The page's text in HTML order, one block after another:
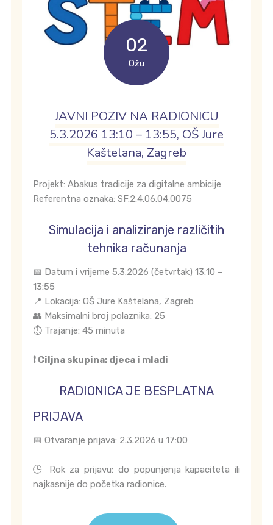
02
Ožu
JAVNI POZIV NA RADIONICU
5.3.2026 13:10 – 13:55, OŠ Jure
Kaštelana, Zagreb
Projekt: Abakus tradicije za digitalne ambicije
Referentna oznaka: SF.2.4.06.04.0075
Simulacija i analiziranje različitih
tehnika računanja
📅 Datum i vrijeme 5.3.2026 (četvrtak) 13:10 –
13:55
📍 Lokacija: OŠ Jure Kaštelana, Zagreb
👥 Maksimalni broj polaznika: 25
⏱️ Trajanje: 45 minuta
❗ Ciljna skupina: djeca i mladi
RADIONICA JE BESPLATNA
PRIJAVA
📅 Otvaranje prijava: 2.3.2026 u 17:00
🕒 Rok za prijavu: do popunjenja kapaciteta ili
najkasnije do početka radionice.